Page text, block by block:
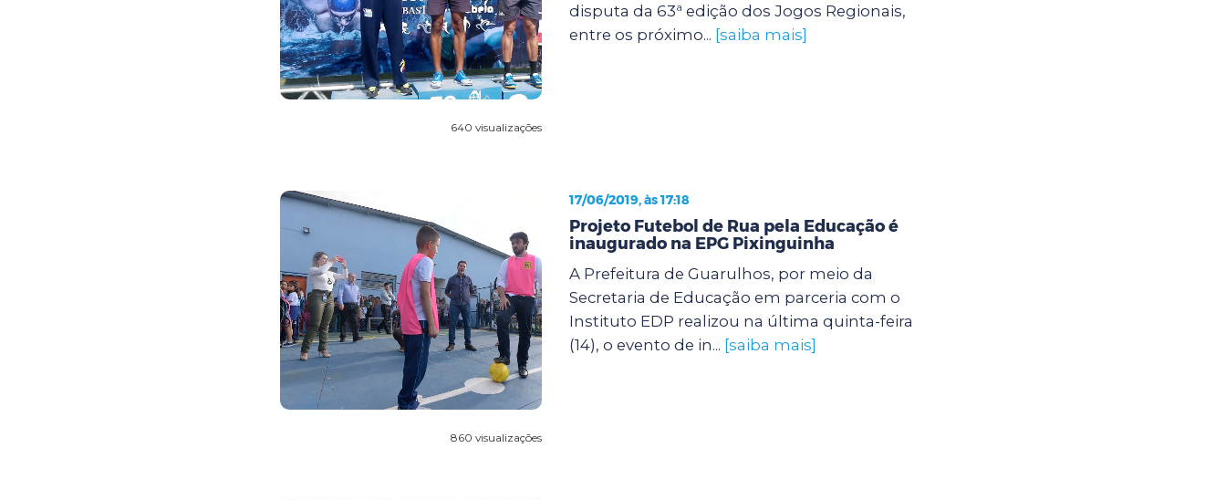
640 visualizações
disputa da 63ª edição dos Jogos Regionais,
entre os próximo... [saiba mais]
860 visualizações
17/06/2019, às 17:18
Projeto Futebol de Rua pela Educação é
inaugurado na EPG Pixinguinha
A Prefeitura de Guarulhos, por meio da
Secretaria de Educação em parceria com o
Instituto EDP realizou na última quinta-feira
(14), o evento de in... [saiba mais]